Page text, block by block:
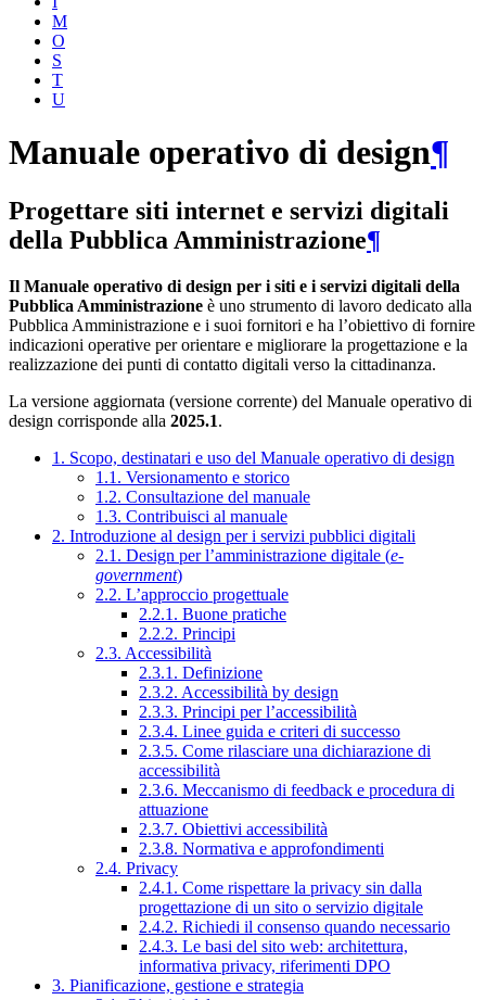
M
O
S
T
U
Manuale operativo di design¶
Progettare siti internet e servizi digitali
della Pubblica Amministrazione¶
Il Manuale operativo di design per i siti e i servizi digitali della
Pubblica Amministrazione è uno strumento di lavoro dedicato alla
Pubblica Amministrazione e i suoi fornitori e ha l’obiettivo di fornire
indicazioni operative per orientare e migliorare la progettazione e la
realizzazione dei punti di contatto digitali verso la cittadinanza.
La versione aggiornata (versione corrente) del Manuale operativo di
design corrisponde alla 2025.1.
1. Scopo, destinatari e uso del Manuale operativo di design
1.1. Versionamento e storico
1.2. Consultazione del manuale
1.3. Contribuisci al manuale
2. Introduzione al design per i servizi pubblici digitali
2.1. Design per l’amministrazione digitale (e-
government)
2.2. L’approccio progettuale
2.2.1. Buone pratiche
2.2.2. Principi
2.3. Accessibilità
2.3.1. Definizione
2.3.2. Accessibilità by design
2.3.3. Principi per l’accessibilità
2.3.4. Linee guida e criteri di successo
2.3.5. Come rilasciare una dichiarazione di
accessibilità
2.3.6. Meccanismo di feedback e procedura di
attuazione
2.3.7. Obiettivi accessibilità
2.3.8. Normativa e approfondimenti
2.4. Privacy
2.4.1. Come rispettare la privacy sin dalla
progettazione di un sito o servizio digitale
2.4.2. Richiedi il consenso quando necessario
2.4.3. Le basi del sito web: architettura,
informativa privacy, riferimenti DPO
3. Pianificazione, gestione e strategia